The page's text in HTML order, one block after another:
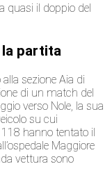
quasi il doppio del
partita
sezione Aia di
di un match del
verso Nole, la sua
su cui
hanno tentato il
Maggiore
vettura sono